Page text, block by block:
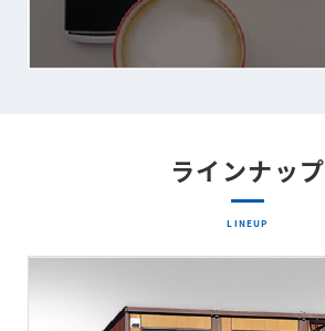
ラインナップ
LINEUP